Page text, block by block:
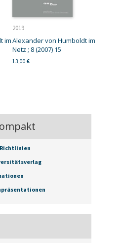
im
2019
Alexander von Humboldt im
Netz ; 8 (2007) 15
13,00 €